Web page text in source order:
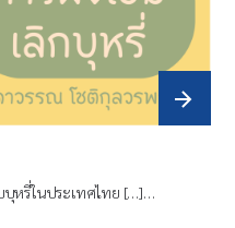
บุหรี่ในประเทศไทย […]…